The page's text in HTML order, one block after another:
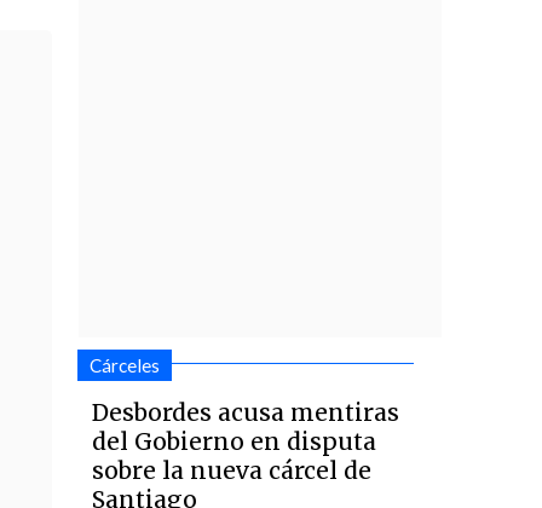
Cárceles
Desbordes acusa mentiras
del Gobierno en disputa
sobre la nueva cárcel de
Santiago